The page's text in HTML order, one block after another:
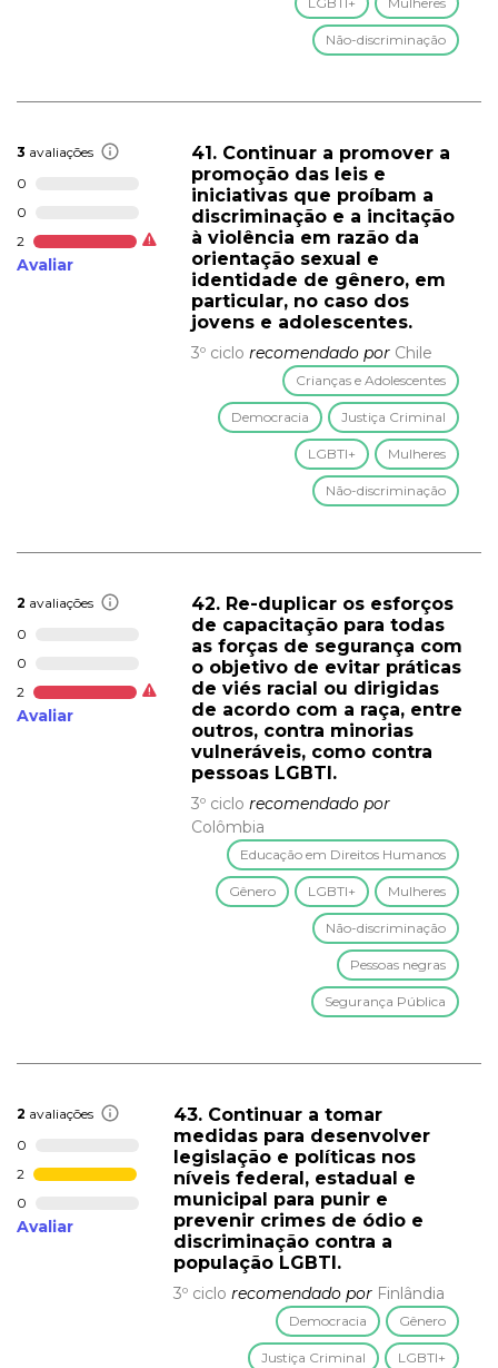
Não-discriminação
3 avaliações
0
0
2
Avaliar
41. Continuar a promover a
promoção das leis e
iniciativas que proíbam a
discriminação e a incitação
à violência em razão da
orientação sexual e
identidade de gênero, em
particular, no caso dos
jovens e adolescentes.
3º ciclo recomendado por Chile
Crianças e Adolescentes
Democracia Justiça Criminal
LGBTI+ Mulheres
Não-discriminação
2 avaliações
0
0
2
Avaliar
42. Re-duplicar os esforços
de capacitação para todas
as forças de segurança com
o objetivo de evitar práticas
de viés racial ou dirigidas
de acordo com a raça, entre
outros, contra minorias
vulneráveis, como contra
pessoas LGBTI.
3º ciclo recomendado por
Colômbia
Educação em Direitos Humanos
Gênero LGBTI+ Mulheres
Não-discriminação
Pessoas negras
Segurança Pública
2 avaliações
0
2
0
Avaliar
43. Continuar a tomar
medidas para desenvolver
legislação e políticas nos
níveis federal, estadual e
municipal para punir e
prevenir crimes de ódio e
discriminação contra a
população LGBTI.
3º ciclo recomendado por Finlândia
Democracia Gênero
Justiça Criminal LGBTI+